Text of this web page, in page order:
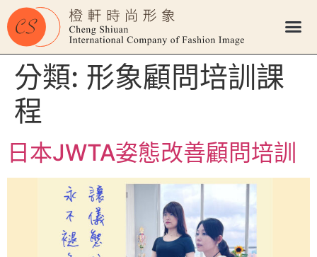
分類: 形象顧問培訓課
程
日本JWTA姿態改善顧問培訓